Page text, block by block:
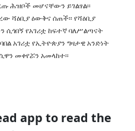
ሕዝቦች መሆናቸውን ይገልፃል፡፡
ዕውቅና ሰጠች፡፡ የሻዕቢያ
ሲጎበኝ የአገሪቷ ከፍተኛ ባለሥልጣናት
አገሪቷ የኢትዮጵያን ግዛታዊ አንድነት
መቀየሯን አመላከተ፡፡
app to read the